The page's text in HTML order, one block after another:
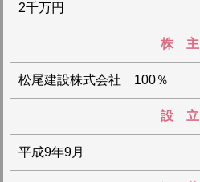
2千万円
株 主
松尾建設株式会社 100％
設 立
平成9年9月